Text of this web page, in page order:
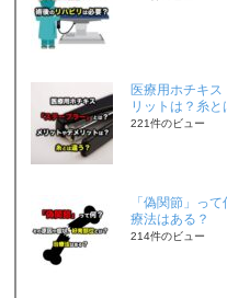
医療用ホチキ
リットは？糸と
221件のビュー
「偽関節」っ
療法はある？
214件のビュー